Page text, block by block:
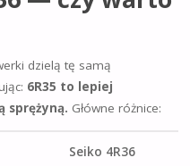
dzielą tę samą
6R35 to lepiej
sprężyną. Główne różnice:
Seiko 4R36